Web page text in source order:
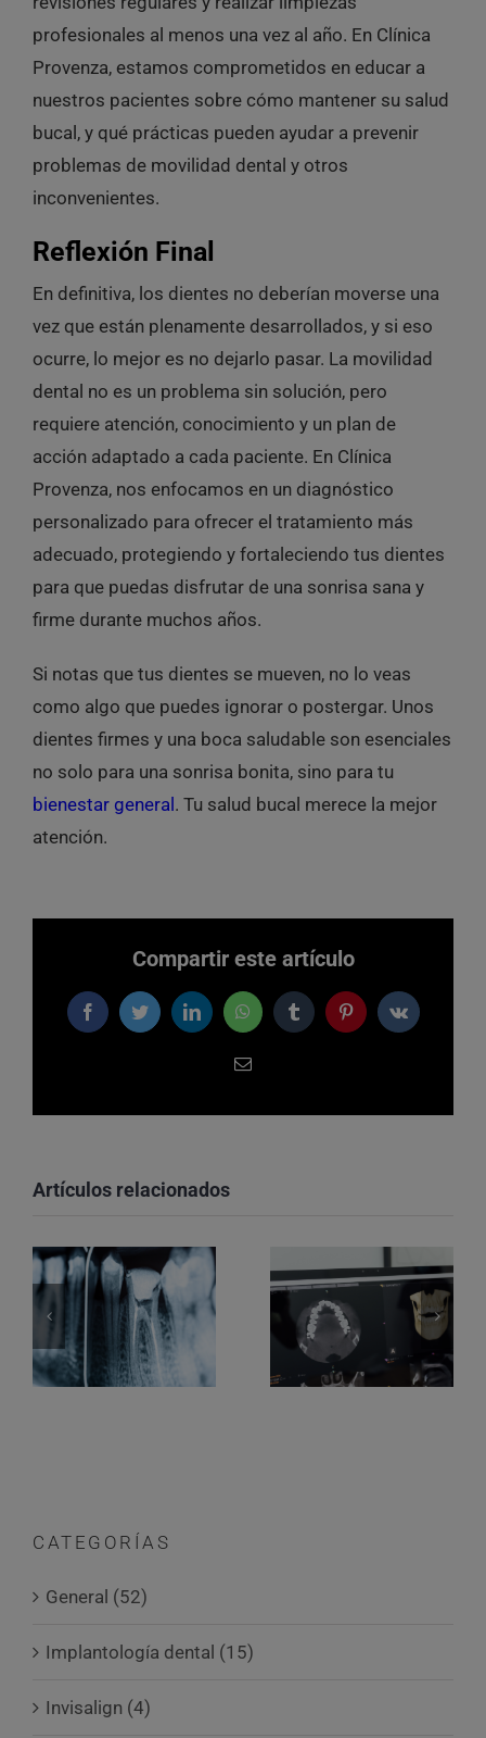
profesionales al menos una vez al año. En Clínica
Provenza, estamos comprometidos en educar a
nuestros pacientes sobre cómo mantener su salud
bucal, y qué prácticas pueden ayudar a prevenir
problemas de movilidad dental y otros
inconvenientes.
Reflexión Final
En definitiva, los dientes no deberían moverse una
vez que están plenamente desarrollados, y si eso
ocurre, lo mejor es no dejarlo pasar. La movilidad
dental no es un problema sin solución, pero
requiere atención, conocimiento y un plan de
acción adaptado a cada paciente. En Clínica
Provenza, nos enfocamos en un diagnóstico
personalizado para ofrecer el tratamiento más
adecuado, protegiendo y fortaleciendo tus dientes
para que puedas disfrutar de una sonrisa sana y
firme durante muchos años.
Si notas que tus dientes se mueven, no lo veas
como algo que puedes ignorar o postergar. Unos
dientes firmes y una boca saludable son esenciales
no solo para una sonrisa bonita, sino para tu
bienestar general. Tu salud bucal merece la mejor
atención.
Compartir este artículo
FacebookTwitterLinkedInWhatsAppTumblr PinterestVk
Correo
Artículos relacionados
CATEGORÍAS
General (52)
Implantología dental (15)
Invisalign (4)